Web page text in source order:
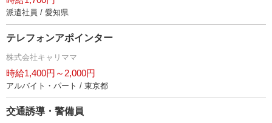
派遣社員 / 愛知県
テレフォンアポインター
株式会社キャリママ
時給1,400円～2,000円
アルバイト・パート / 東京都
交通誘導・警備員